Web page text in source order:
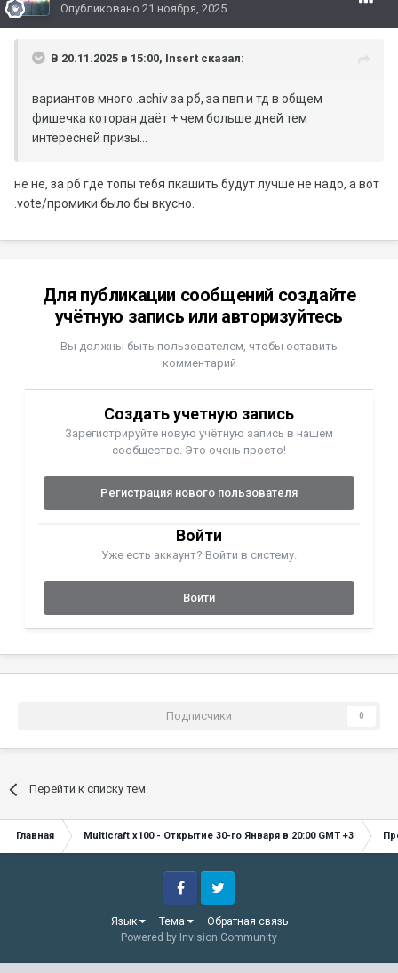
Опубликовано 21 ноября, 2025
В 20.11.2025 в 15:00, Insert сказал:
вариантов много .achiv за рб, за пвп и тд в общем
фишечка которая даёт + чем больше дней тем
интересней призы...
не не, за рб где топы тебя пкашить будут лучше не надо, а вот
.vote/промики было бы вкусно.
Для публикации сообщений создайте
учётную запись или авторизуйтесь
Вы должны быть пользователем, чтобы оставить
комментарий
Создать учетную запись
Зарегистрируйте новую учётную запись в нашем
сообществе. Это очень просто!
Регистрация нового пользователя
Войти
Уже есть аккаунт? Войти в систему.
Войти
Подписчики 0
Перейти к списку тем
Главная Multicraft x100 - Открытие 30-го Января в 20:00 GMT +3
Язык Тема Обратная связь
FacebookTwitter
Powered by Invision Community